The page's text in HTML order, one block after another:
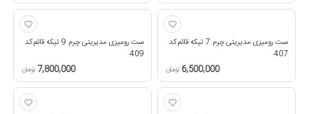
هدایا و ست مدیریتی
وایت برد و تابلو اعلانات
ست رومیزی مدیریتی چرم 7 تیکه قائم کد
407
6,500,000 تومان
ست رومیزی مدیریتی چرم 9 تیکه قائم کد
409
7,800,000تومان